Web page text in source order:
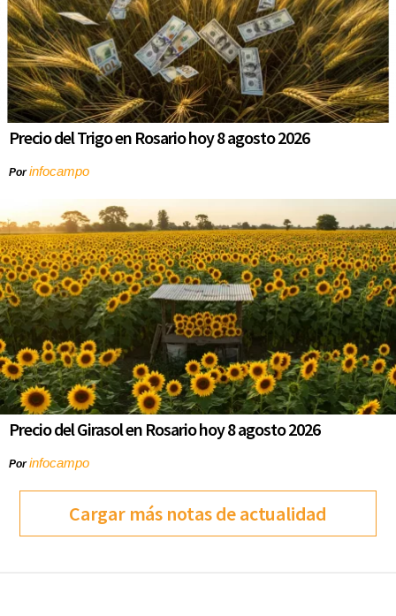
Precio del Trigo en Rosario hoy 8 agosto 2026
Porinfocampo
Precio del Girasol en Rosario hoy 8 agosto 2026
Porinfocampo
Cargar más notas de actualidad